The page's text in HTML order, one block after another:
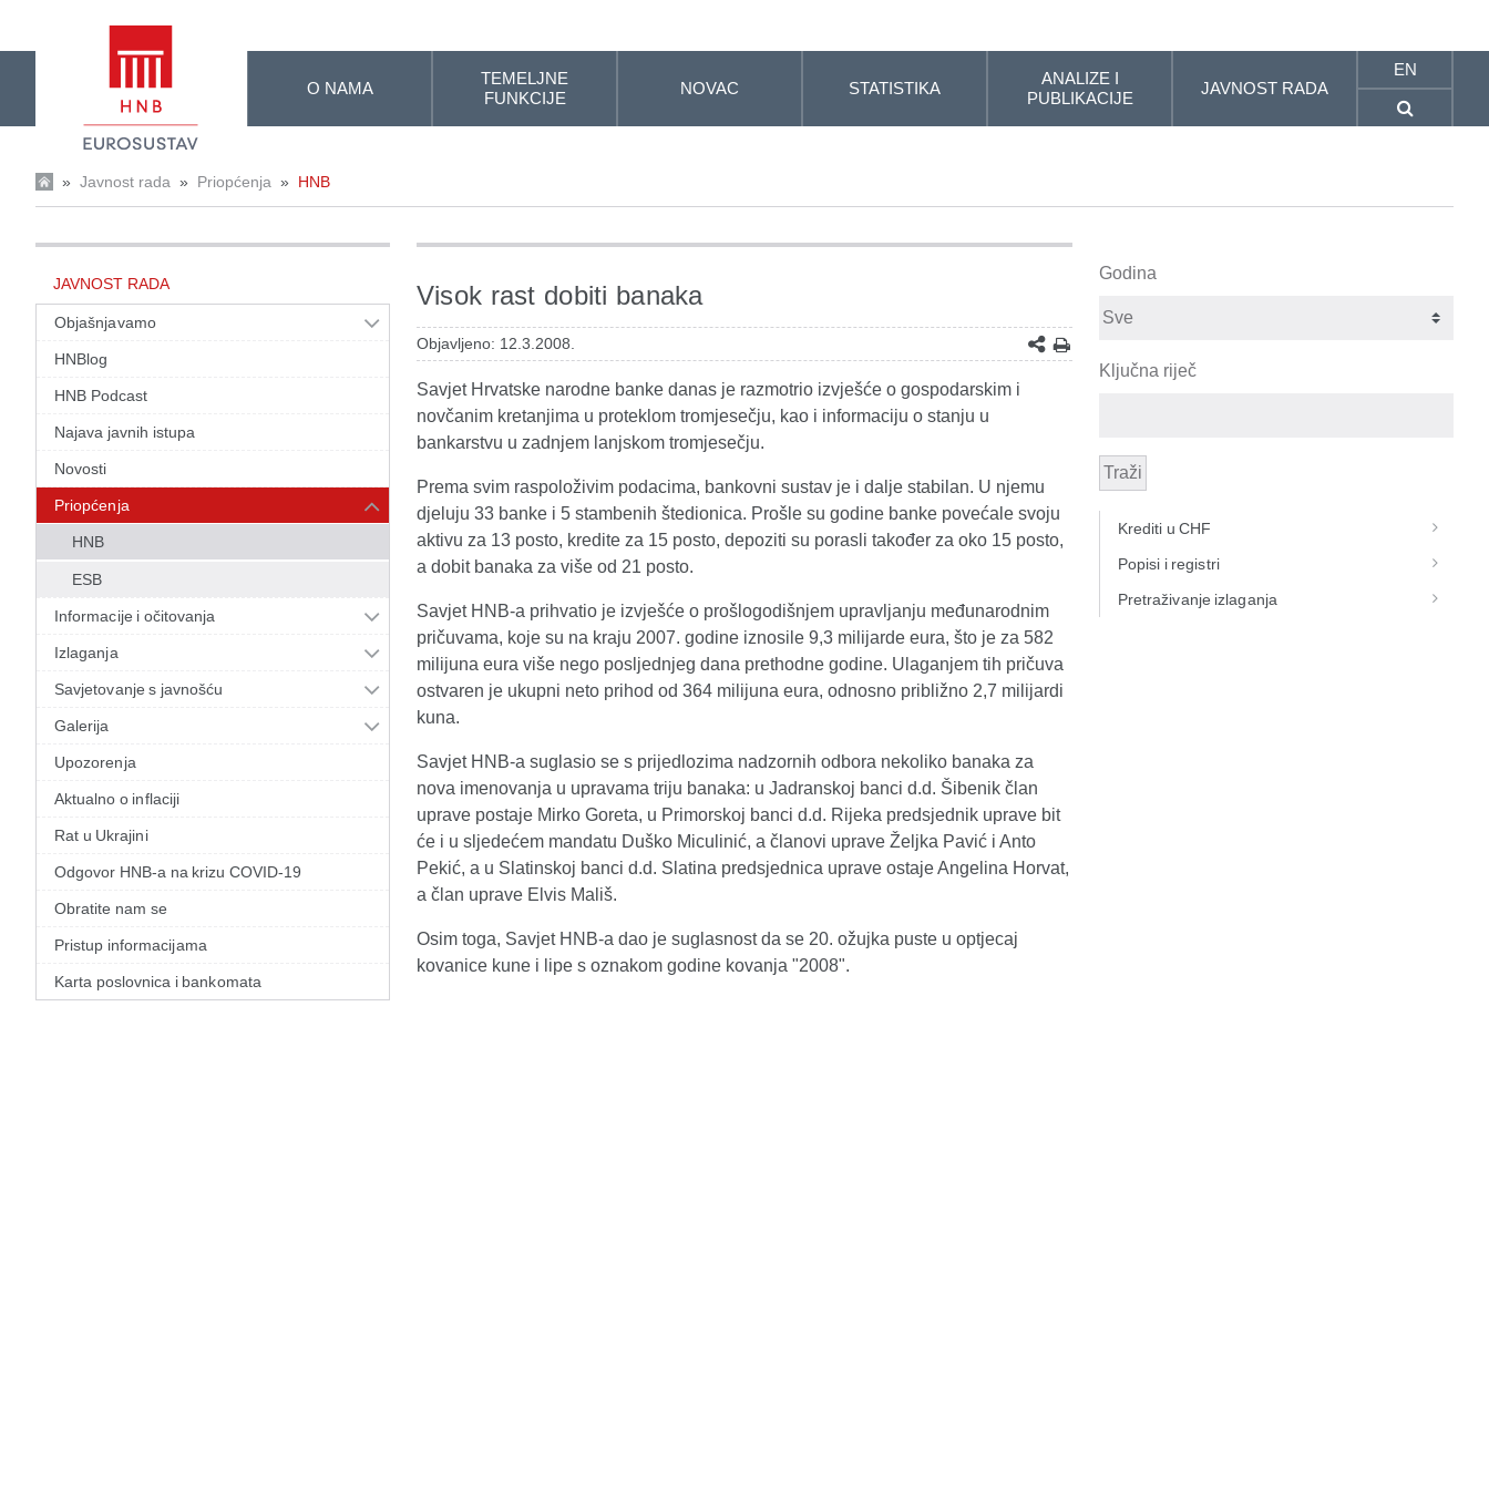
O NAMA
TEMELJNE
FUNKCIJE
NOVAC STATISTIKA
ANALIZE I
PUBLIKACIJE
JAVNOST RADA
EN
» Javnost rada » Priopćenja » HNB
JAVNOST RADA
Objašnjavamo
HNBlog
HNB Podcast
Najava javnih istupa
Novosti
Priopćenja
HNB
ESB
Informacije i očitovanja
Izlaganja
Savjetovanje s javnošću
Galerija
Upozorenja
Aktualno o inflaciji
Rat u Ukrajini
Odgovor HNB-a na krizu COVID-19
Obratite nam se
Pristup informacijama
Karta poslovnica i bankomata
Visok rast dobiti banaka
Objavljeno: 12.3.2008.
Savjet Hrvatske narodne banke danas je razmotrio izvješće o gospodarskim i
novčanim kretanjima u proteklom tromjesečju, kao i informaciju o stanju u
bankarstvu u zadnjem lanjskom tromjesečju.
Prema svim raspoloživim podacima, bankovni sustav je i dalje stabilan. U njemu
djeluju 33 banke i 5 stambenih štedionica. Prošle su godine banke povećale svoju
aktivu za 13 posto, kredite za 15 posto, depoziti su porasli također za oko 15 posto,
a dobit banaka za više od 21 posto.
Savjet HNB-a prihvatio je izvješće o prošlogodišnjem upravljanju međunarodnim
pričuvama, koje su na kraju 2007. godine iznosile 9,3 milijarde eura, što je za 582
milijuna eura više nego posljednjeg dana prethodne godine. Ulaganjem tih pričuva
ostvaren je ukupni neto prihod od 364 milijuna eura, odnosno približno 2,7 milijardi
kuna.
Savjet HNB-a suglasio se s prijedlozima nadzornih odbora nekoliko banaka za
nova imenovanja u upravama triju banaka: u Jadranskoj banci d.d. Šibenik član
uprave postaje Mirko Goreta, u Primorskoj banci d.d. Rijeka predsjednik uprave bit
će i u sljedećem mandatu Duško Miculinić, a članovi uprave Željka Pavić i Anto
Pekić, a u Slatinskoj banci d.d. Slatina predsjednica uprave ostaje Angelina Horvat,
a član uprave Elvis Mališ.
Osim toga, Savjet HNB-a dao je suglasnost da se 20. ožujka puste u optjecaj
kovanice kune i lipe s oznakom godine kovanja "2008".
Godina
Ključna riječ
Traži
Krediti u CHF
Popisi i registri
Pretraživanje izlaganja